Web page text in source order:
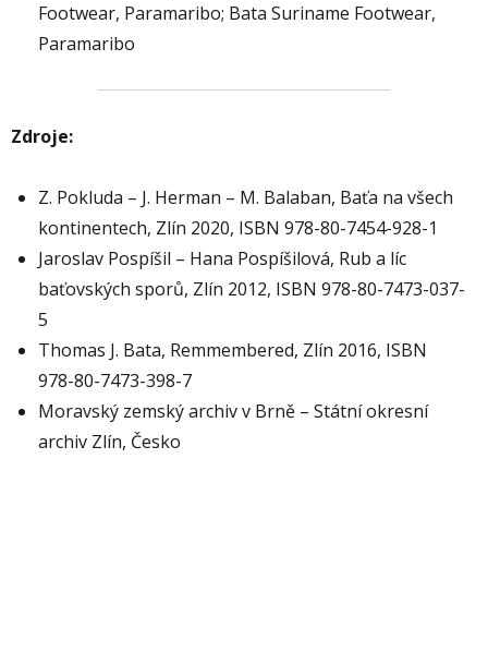
Footwear, Paramaribo; Bata Suriname Footwear,
Paramaribo
Zdroje:
Z. Pokluda – J. Herman – M. Balaban, Baťa na všech
kontinentech, Zlín 2020, ISBN 978-80-7454-928-1
Jaroslav Pospíšil – Hana Pospíšilová, Rub a líc
baťovských sporů, Zlín 2012, ISBN 978-80-7473-037-
5
Thomas J. Bata, Remmembered, Zlín 2016, ISBN
978-80-7473-398-7
Moravský zemský archiv v Brně – Státní okresní
archiv Zlín, Česko